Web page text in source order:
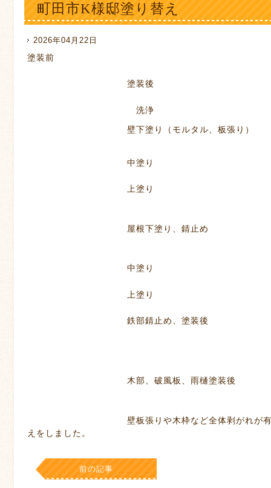
町田市K様邸塗り替え
2026年04月22日
塗装前
塗装後
洗浄
壁下塗り（モルタル、板張り）
中塗り
上塗り
屋根下塗り、錆止め
中塗り
上塗り
鉄部錆止め、塗装後
木部、破風板、雨樋塗装後
壁板張りや木枠など全体剥がれが有りまし
えをしました。
前の記事